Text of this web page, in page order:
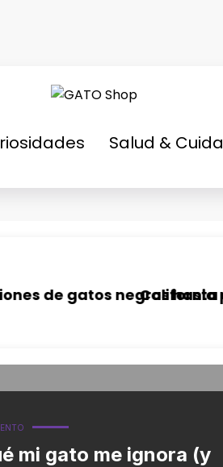
Salud &
negros hasta
California prohíbe
mi gato me ignora (y